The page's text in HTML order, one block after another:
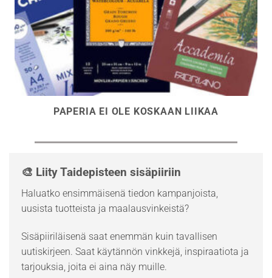
PAPERIA EI OLE KOSKAAN LIIKAA
🎨 Liity Taidepisteen sisäpiiriin
Haluatko ensimmäisenä tiedon kampanjoista,
uusista tuotteista ja maalausvinkeistä?
Sisäpiiriläisenä saat enemmän kuin tavallisen
uutiskirjeen. Saat käytännön vinkkejä, inspiraatiota ja
tarjouksia, joita ei aina näy muille.